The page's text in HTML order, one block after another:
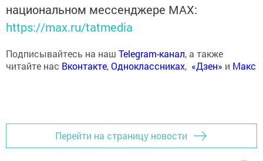
национальном мессенджере MАХ:
https://max.ru/tatmedia
Подписывайтесь на наш Telegram-канал, а также
читайте нас Вконтакте,Одноклассниках, «Дзен» и Макс
Перейти на страницу новости